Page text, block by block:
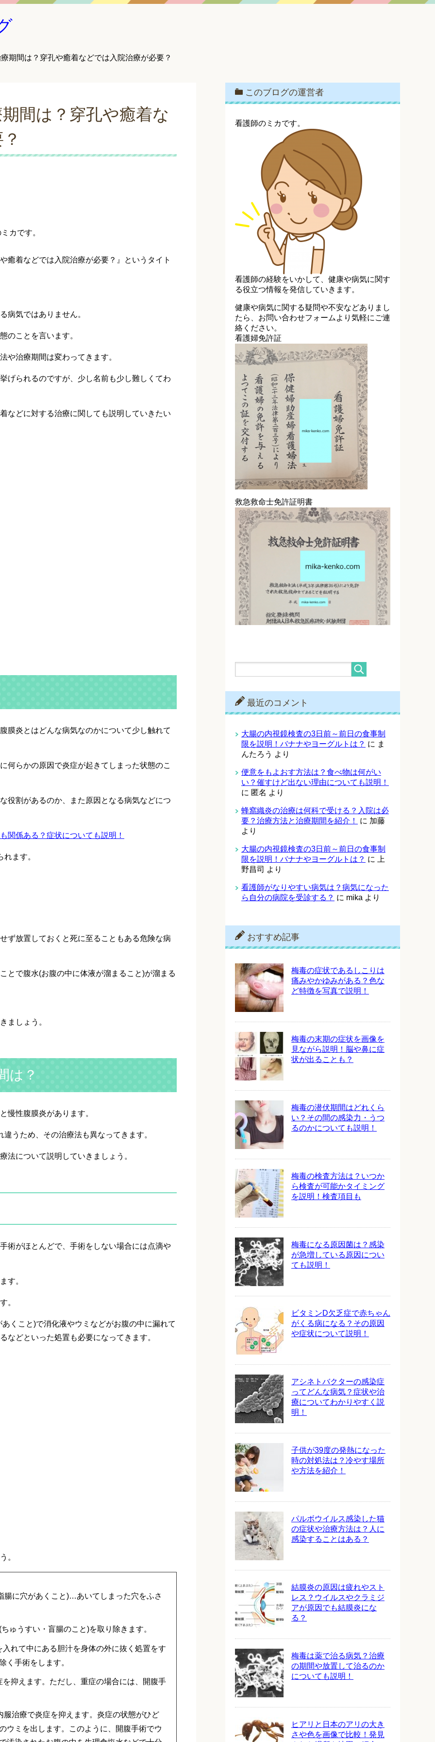
期間は？穿孔や癒着などでは入院治療が必要？
間は？穿孔や癒着な
カです。
癒着などでは入院治療が必要？』というタイト
病気ではありません。
のことを言います。
や治療期間は変わってきます。
げられるのですが、少し名前も少し難しくてわ
などに対する治療に関しても説明していきたい
膜炎とはどんな病気なのかについて少し触れて
何らかの原因で炎症が起きてしまった状態のこ
役割があるのか、また原因となる病気などにつ
関係ある？症状についても説明！
ます。
ず放置しておくと死に至ることもある危険な病
とで腹水(お腹の中に体液が溜まること)が溜まる
ましょう。
は？
慢性腹膜炎があります。
うため、その治療法も異なってきます。
法について説明していきましょう。
術がほとんどで、手術をしない場合には点滴や
す。
。
くこと)で消化液やウミなどがお腹の中に漏れて
などといった処置も必要になってきます。
。
腸に穴があくこと)…あいてしまった穴をふさ
ゅうすい・盲腸のこと)を取り除きます。
れて中にある胆汁を身体の外に抜く処置をす
く手術をします。
抑えます。ただし、重症の場合には、開腹手
治療で炎症を抑えます。炎症の状態がひど
ウミを出します。このように、開腹手術でウ
このブログの運営者
看護師のミカです。
看護師の経験をいかして、健康や病気に関す
る役立つ情報を発信していきます。
健康や病気に関する疑問や不安などありまし
たら、お問い合わせフォームより気軽にご連
絡ください。
看護婦免許証
救急救命士免許証明書
最近のコメント
大腸の内視鏡検査の3日前～前日の食事制
限を説明！バナナやヨーグルトは？ に ま
んたろう より
便意をもよおす方法は？食べ物は何がい
い？催すけど出ない理由についても説明！
に 匿名 より
蜂窩織炎の治療は何科で受ける？入院は必
要？治療方法と治療期間を紹介！
に 加藤
より
大腸の内視鏡検査の3日前～前日の食事制
限を説明！バナナやヨーグルトは？ に
上
野昌司 より
看護師がなりやすい病気は？病気になった
ら自分の病院を受診する？ に mika より
おすすめ記事
梅毒の症状であるしこりは
痛みやかゆみがある？色な
ど特徴を写真で説明！
梅毒の末期の症状を画像を
見ながら説明！脳や鼻に症
状が出ることも？
梅毒の潜伏期間はどれくら
い？その間の感染力・うつ
るのかについても説明！
梅毒の検査方法は？いつか
ら検査が可能かタイミング
を説明！検査項目も
梅毒になる原因菌は？感染
が急増している原因につい
ても説明！
ビタミンD欠乏症で赤ちゃん
がくる病になる？その原因
や症状について説明！
アシネトバクターの感染症
ってどんな病気？症状や治
療についてわかりやすく説
明！
子供が39度の発熱になった
時の対処法は？冷やす場所
や方法を紹介！
パルボウイルス感染した猫
の症状や治療方法は？人に
感染することはある？
結膜炎の原因は疲れやスト
レス？ウイルスやクラミジ
アが原因でも結膜炎にな
る？
梅毒は薬で治る病気？治療
の期間や放置して治るのか
についても説明！
ヒアリと日本のアリの大き
さや色を画像で比較！発見